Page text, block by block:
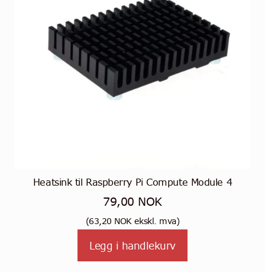
Heatsink til Raspberry Pi Compute Module 4
79,00 NOK
(63,20 NOKekskl. mva)
Legg i handlekurv